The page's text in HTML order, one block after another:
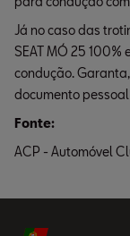
Já no caso das
SEAT MÓ 25
condução.
documento
Fonte:
ACP - Automóvel